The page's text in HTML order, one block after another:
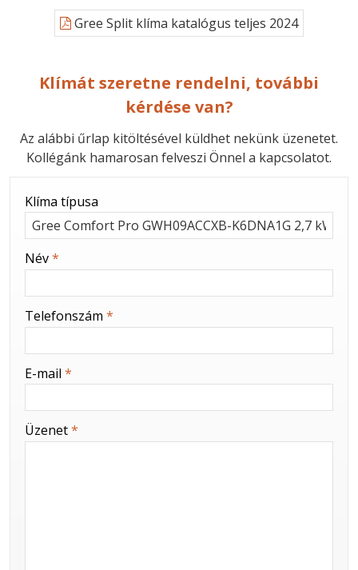
Gree Split klíma katalógus teljes 2024
Klímát szeretne rendelni, további
kérdése van?
Az alábbi űrlap kitöltésével küldhet nekünk üzenetet.
Kollégánk hamarosan felveszi Önnel a kapcsolatot.
-
-
-
-
-
Klíma típusa
Név*
Telefonszám *
E-mail *
Üzenet*